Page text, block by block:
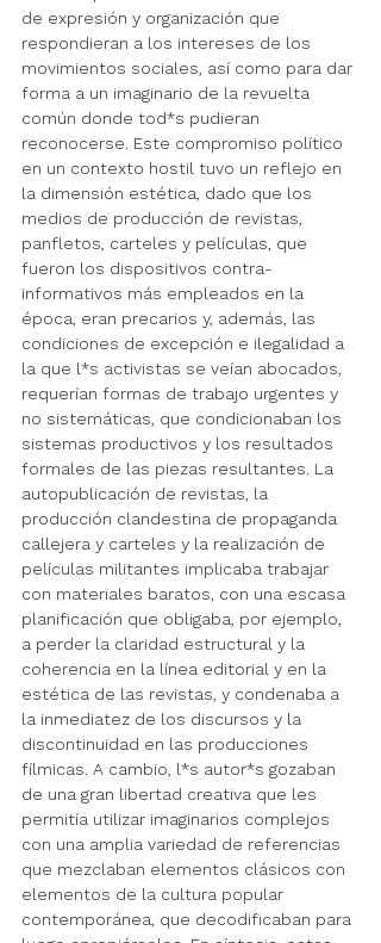
de expresión y organización que
respondieran a los intereses de los
movimientos sociales, así como para dar
forma a un imaginario de la revuelta
común donde tod*s pudieran
reconocerse. Este compromiso político
en un contexto hostil tuvo un reflejo en
la dimensión estética, dado que los
medios de producción de revistas,
panfletos, carteles y películas, que
fueron los dispositivos contra-
informativos más empleados en la
época, eran precarios y, además, las
condiciones de excepción e ilegalidad a
la que l*s activistas se veían abocados,
requerían formas de trabajo urgentes y
no sistemáticas, que condicionaban los
sistemas productivos y los resultados
formales de las piezas resultantes. La
autopublicación de revistas, la
producción clandestina de propaganda
callejera y carteles y la realización de
películas militantes implicaba trabajar
con materiales baratos, con una escasa
planificación que obligaba, por ejemplo,
a perder la claridad estructural y la
coherencia en la línea editorial y en la
estética de las revistas, y condenaba a
la inmediatez de los discursos y la
discontinuidad en las producciones
fílmicas. A cambio, l*s autor*s gozaban
de una gran libertad creativa que les
permitía utilizar imaginarios complejos
con una amplia variedad de referencias
que mezclaban elementos clásicos con
elementos de la cultura popular
contemporánea, que decodificaban para